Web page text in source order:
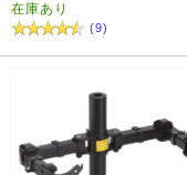
在庫あり
(9)